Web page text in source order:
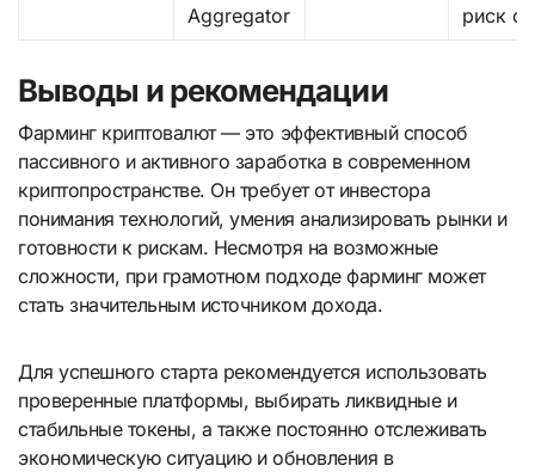
Aggregator
риск
Выводы и рекомендации
Фарминг криптовалют — это эффективный способ
пассивного и активного заработка в современном
криптопространстве. Он требует от инвестора
понимания технологий, умения анализировать рынки и
готовности к рискам. Несмотря на возможные
сложности, при грамотном подходе фарминг может
стать значительным источником дохода.
Для успешного старта рекомендуется использовать
проверенные платформы, выбирать ликвидные и
стабильные токены, а также постоянно отслеживать
экономическую ситуацию и обновления в